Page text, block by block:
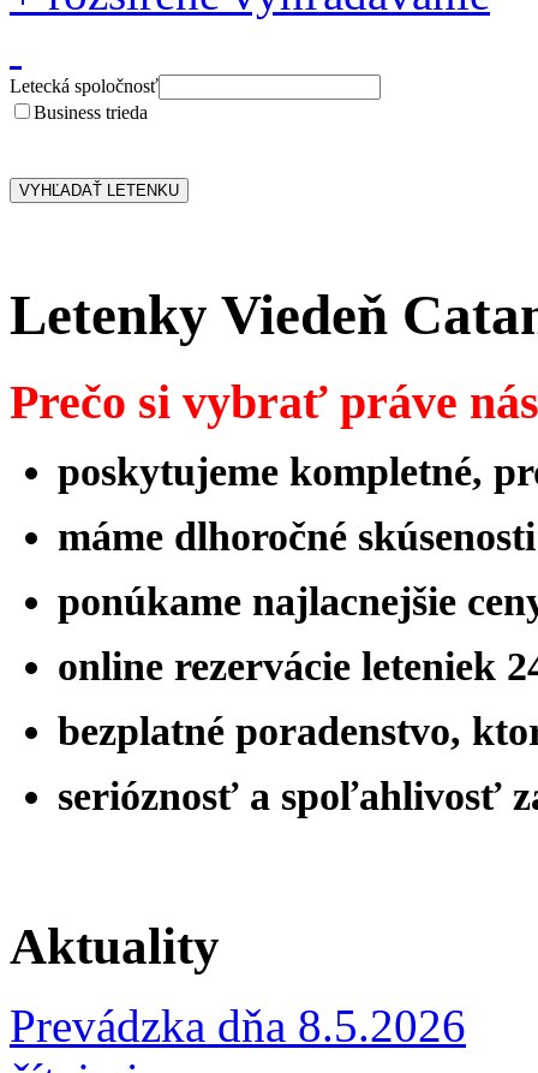
Letecká spoločnosť
Business trieda
Letenky Viedeň
Prečo si vybrať práve
poskytujeme kompletné,
máme dlhoročné
ponúkame najlacnejšie
online rezervácie leteniek
bezplatné poradenstvo,
serióznosť a spoľahlivosť
Aktuality
Prevádzka dňa 8.5.2026